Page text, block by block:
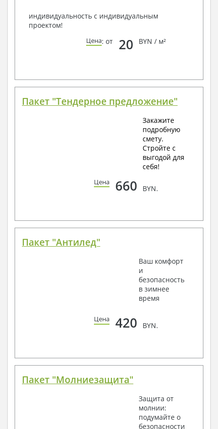
индивидуальность с индивидуальным
проектом!
Цена: от 20 BYN / м²
Пакет "Тендерное предложение"
Закажите
подробную
смету.
Стройте с
выгодой для
себя!
Цена 660 BYN.
Пакет "Антилед"
Ваш комфорт
и
безопасность
в зимнее
время
Цена 420 BYN.
Пакет "Молниезащита"
Защита от
молнии:
подумайте о
безопасности